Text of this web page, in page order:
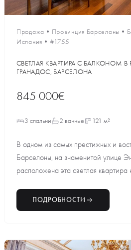
Продажа • Провинция Барселоны •
Испания • #1755
СВЕТЛАЯ КВАРТИРА С БАЛКОНОМ В
ГРАНАДОС, БАРСЕЛОНА
845 000€
3 спальни 2 ванные 121 м²
В одном из самых престижных и
Барселоны, на знаменитой улице
расположена эта светлая квартира
ПОДРОБНОСТИ